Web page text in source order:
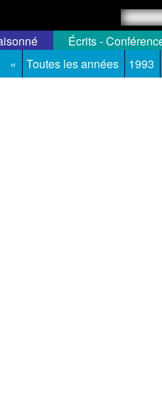
« Toutes les années 1993
Écrits -